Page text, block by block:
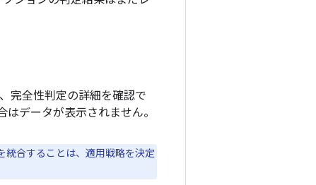
完全性判定の詳細を確認で
データが表示されません。
統合することは、適用戦略を決定